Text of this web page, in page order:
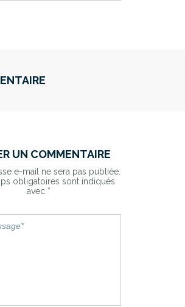
UN COMMENTAIRE
e-mail ne sera pas publiée.
obligatoires sont indiqués
avec *